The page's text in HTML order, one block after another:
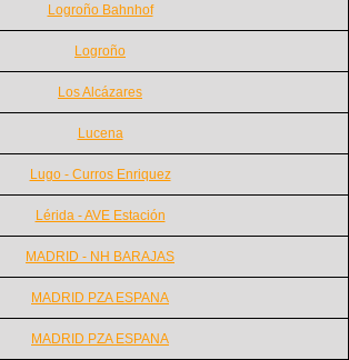
Logroño Bahnhof
Logroño
Los Alcázares
Lucena
Lugo - Curros Enriquez
Lérida - AVE Estación
MADRID - NH BARAJAS
MADRID PZA ESPANA
MADRID PZA ESPANA